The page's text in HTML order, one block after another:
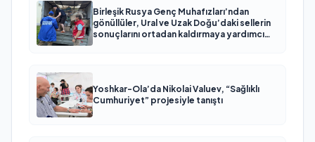
Birleşik Rusya Genç Muhafızları’ndan
gönüllüler, Ural ve Uzak Doğu’daki sellerin
sonuçlarını ortadan kaldırmaya yardımcı
Yoshkar-Ola’da Nikolai Valuev, “Sağlıklı
Cumhuriyet” projesiyle tanıştı